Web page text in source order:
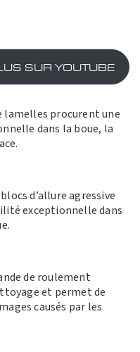
SUR YOUTUBE
lamelles procurent une
dans la boue, la
d’allure agressive
exceptionnelle dans
de roulement
et permet de
causés par les